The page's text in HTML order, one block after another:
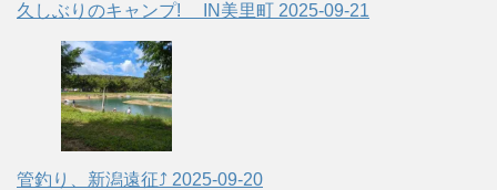
久しぶりのキャンプ! IN美里町 2025-09-21
管釣り、新潟遠征⤴ 2025-09-20